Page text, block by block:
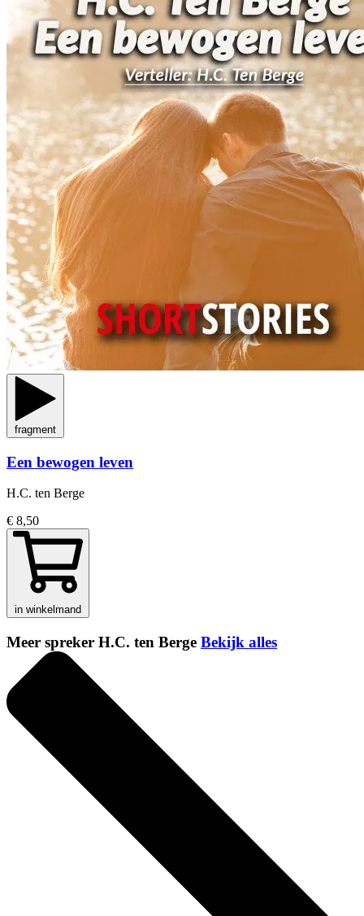
fragment
Een bewogen leven
H.C. ten Berge
€ 8,50
in winkelmand
Meer spreker H.C. ten Berge Bekijk alles